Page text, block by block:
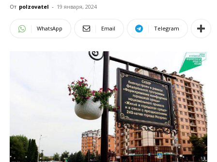
От polzovatel - 19 января, 2024
WhatsApp Email Telegram